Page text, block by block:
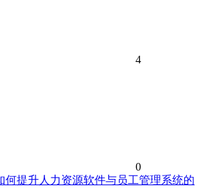
4
0